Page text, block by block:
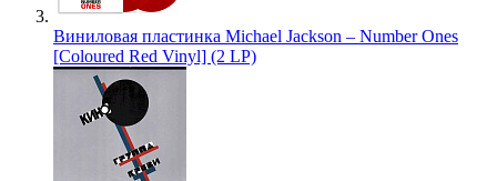
Виниловая пластинка Michael Jackson – Number Ones
[Coloured Red Vinyl] (2 LP)